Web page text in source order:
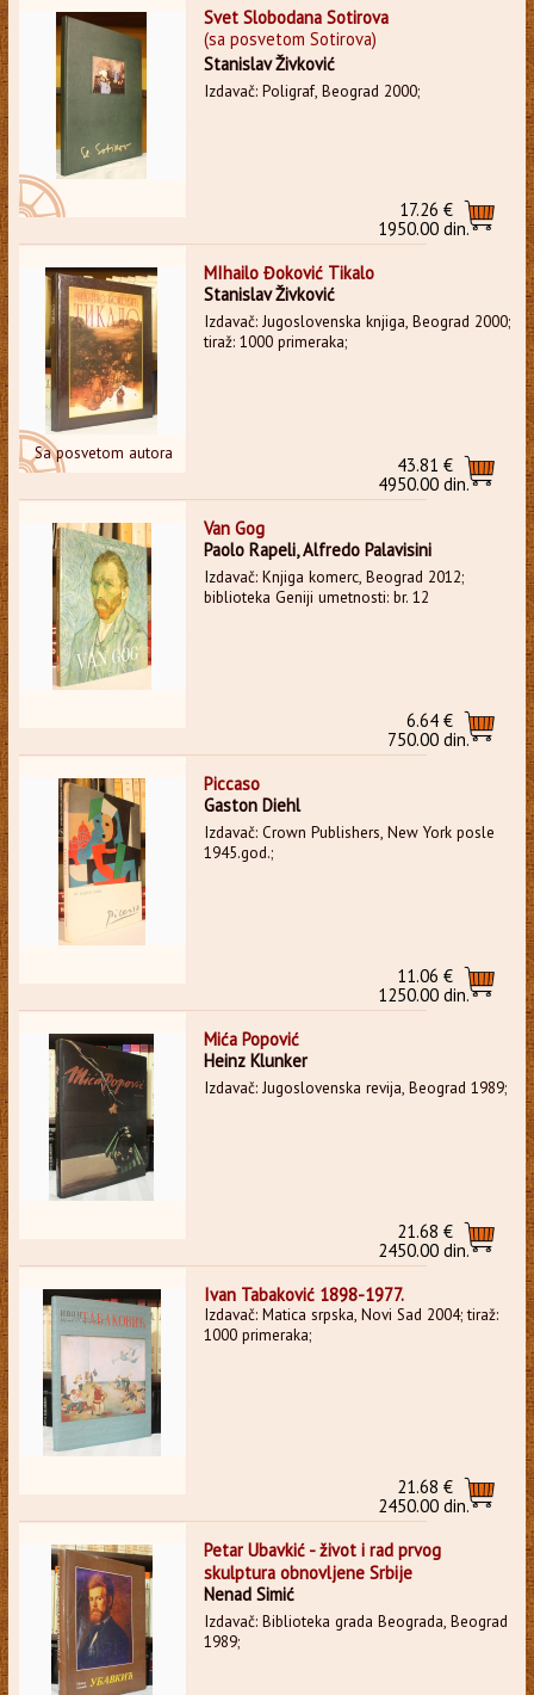
Svet Slobodana Sotirova
(sa posvetom Sotirova)
Stanislav Živković
Izdavač: Poligraf, Beograd 2000;
17.26 €
1950.00 din.
MIhailo Đoković Tikalo
Stanislav Živković
Sa posvetom autora
Izdavač: Jugoslovenska knjiga, Beograd 2000;
tiraž: 1000 primeraka;
43.81 €
4950.00 din.
Van Gog
Paolo Rapeli, Alfredo Palavisini
Izdavač: Knjiga komerc, Beograd 2012;
biblioteka Geniji umetnosti: br. 12
6.64 €
750.00 din.
Piccaso
Gaston Diehl
Izdavač: Crown Publishers, New York posle
1945.god.;
11.06 €
1250.00 din.
Mića Popović
Heinz Klunker
Izdavač: Jugoslovenska revija, Beograd 1989;
21.68 €
2450.00 din.
Ivan Tabaković 1898-1977.
Izdavač: Matica srpska, Novi Sad 2004; tiraž:
1000 primeraka;
21.68 €
2450.00 din.
Petar Ubavkić - život i rad prvog
skulptura obnovljene Srbije
Nenad Simić
Izdavač: Biblioteka grada Beograda, Beograd
1989;